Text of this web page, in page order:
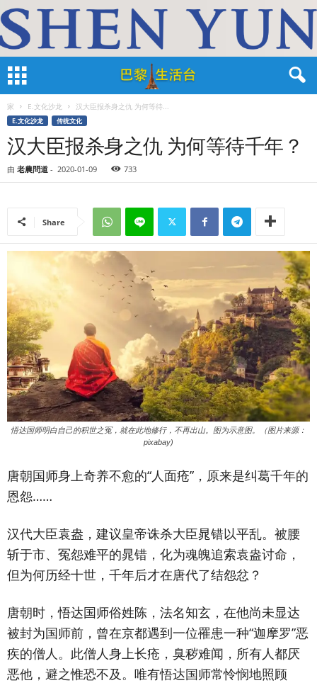
家 E.文化沙龙 汉大臣报杀身之仇 为何等待...
E.文化沙龙 传统文化
汉大臣报杀身之仇 为何等待千年？
由 老農問道 - 2020-01-09 733
Share
悟达国师明白自己的积世之冤，就在此地修行，不再出山。图为示意图。（图片来源：
pixabay)
唐朝国师身上奇养不愈的“人面疮”，原来是纠葛千年的
恩怨……
汉代大臣袁盎，建议皇帝诛杀大臣晁错以平乱。被腰
斩于市、冤怨难平的晁错，化为魂魄追索袁盎讨命，
但为何历经十世，千年后才在唐代了结怨忿？
唐朝时，悟达国师俗姓陈，法名知玄，在他尚未显达
被封为国师前，曾在京都遇到一位罹患一种“迦摩罗”恶
疾的僧人。此僧人身上长疮，臭秽难闻，所有人都厌
恶他，避之惟恐不及。唯有悟达国师常怜悯地照顾